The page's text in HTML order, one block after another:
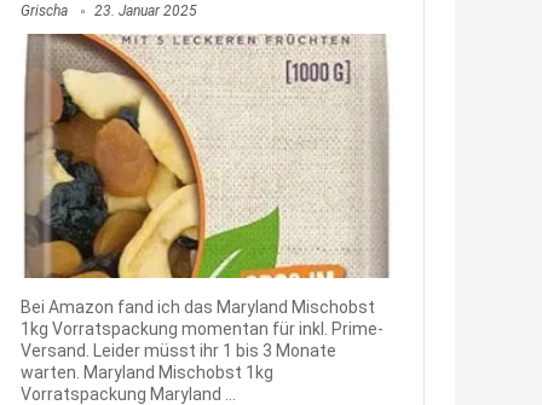
Grischa 23. Januar 2025
Bei Amazon fand ich das Maryland Mischobst
1kg Vorratspackung momentan für inkl. Prime-
Versand. Leider müsst ihr 1 bis 3 Monate
warten. Maryland Mischobst 1kg
Vorratspackung Maryland ...
↩
Joachim
Gratis Lindani Lineal
www.linda.de/vorteile/coupons/...
2:21
↩
Gratis Hitzewarn-Aufkleber /
verfärbt sich ab 28 Grad /siehe
Text weiter unten